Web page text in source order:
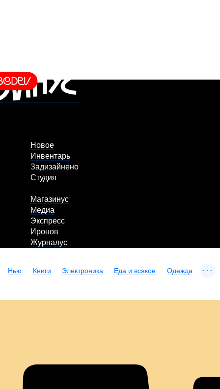
Новое
Инвентарь
Задизайнено
Студия
Магазинус
Медиа
Экспресс
Иронов
Журналус
Нью Книги Электроника Еда и всякое Одежда ...